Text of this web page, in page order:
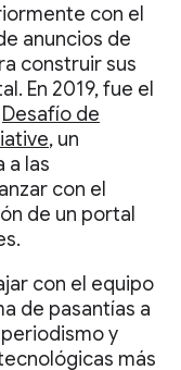
con el
anuncios de
construir sus
En 2019, fue el
Desafío de
, un
a las
con el
de un portal
con el equipo
de pasantías a
y
más